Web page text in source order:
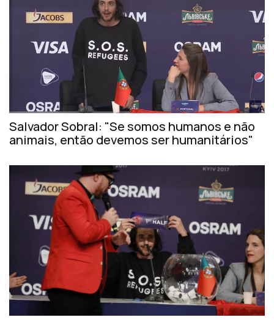
Salvador Sobral: "Se somos humanos e não
animais, então devemos ser humanitários"